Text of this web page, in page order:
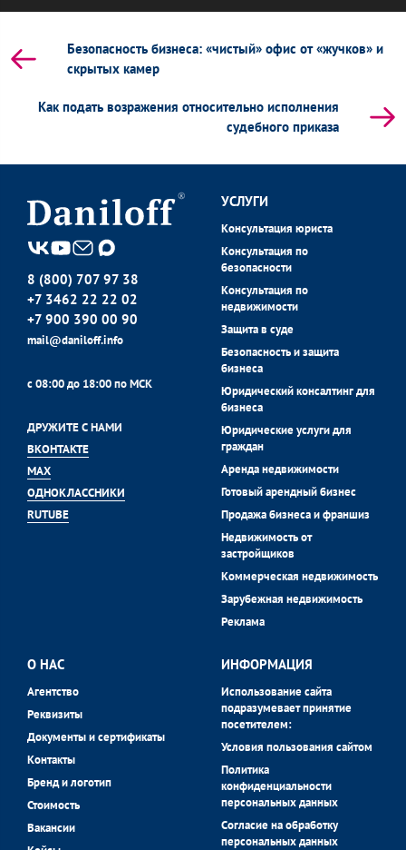
Безопасность бизнеса: «чистый» офис от «жучков» и
скрытых камер
Как подать возражения относительно исполнения
судебного приказа
8 (800) 707 97 38
+7 3462 22 22 02
+7 900 390 00 90
mail@daniloff.info
с 08:00 до 18:00 по МСК
ДРУЖИТЕ С НАМИ
ВКОНТАКТЕ
MAX
ОДНОКЛАССНИКИ
RUTUBE
УСЛУГИ
Консультация юриста
Консультация по
безопасности
Консультация по
недвижимости
Защита в суде
Безопасность и защита
бизнеса
Юридический консалтинг для
бизнеса
Юридические услуги для
граждан
Аренда недвижимости
Готовый арендный бизнес
Продажа бизнеса и франшиз
Недвижимость от
застройщиков
Коммерческая недвижимость
Зарубежная недвижимость
Реклама
О НАС
Агентство
Реквизиты
Документы и сертификаты
Контакты
Бренд и логотип
Стоимость
Вакансии
ИНФОРМАЦИЯ
Использование сайта
подразумевает принятие
посетителем:
Условия пользования сайтом
Политика
конфиденциальности
персональных данных
Согласие на обработку
персональных данных